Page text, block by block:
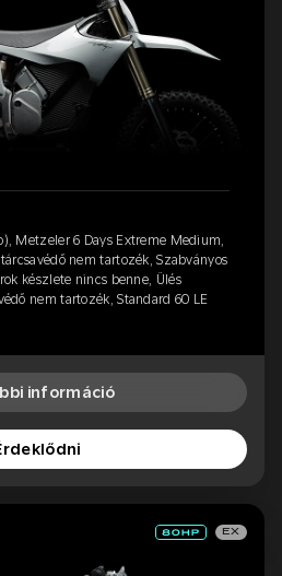
Metzeler 6 Days Extreme Medium,
nem tartozék, Szabványos
készlete nincs benne, Ülés
nem tartozék, Standard 60 LE
információ
EX